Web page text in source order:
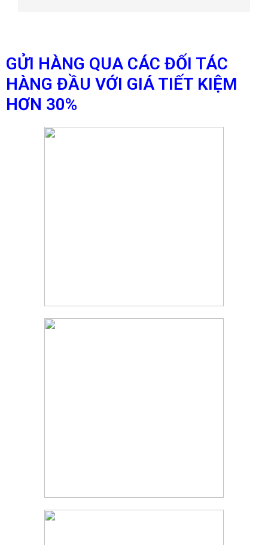
GỬI HÀNG QUA CÁC ĐỐI TÁC
HÀNG ĐẦU VỚI GIÁ TIẾT KIỆM
HƠN 30%